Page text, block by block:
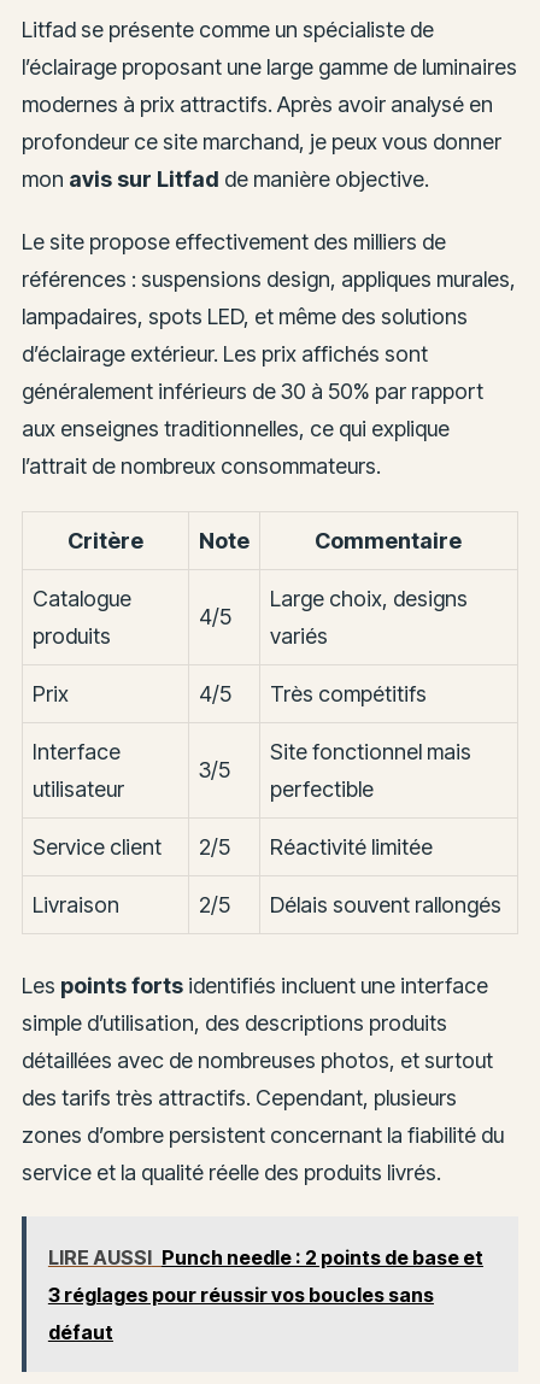
Litfad se présente comme un spécialiste de
l’éclairage proposant une large gamme de luminaires
modernes à prix attractifs. Après avoir analysé en
profondeur ce site marchand, je peux vous donner
mon avis sur Litfad de manière objective.
Le site propose effectivement des milliers de
références : suspensions design, appliques murales,
lampadaires, spots LED, et même des solutions
d’éclairage extérieur. Les prix affichés sont
généralement inférieurs de 30 à 50% par rapport
aux enseignes traditionnelles, ce qui explique
l’attrait de nombreux consommateurs.
Critère Note Commentaire
Catalogue
produits
4/5
Large choix, designs
variés
Prix 4/5 Très compétitifs
Interface
utilisateur
3/5
Site fonctionnel mais
perfectible
Service client 2/5 Réactivité limitée
Livraison 2/5 Délais souvent rallongés
Les points fortsidentifiés incluent une interface
simple d’utilisation, des descriptions produits
détaillées avec de nombreuses photos, et surtout
des tarifs très attractifs. Cependant, plusieurs
zones d’ombre persistent concernant la fiabilité du
service et la qualité réelle des produits livrés.
LIRE AUSSI Punch needle : 2 points de base et
3 réglages pour réussir vos boucles sans
défaut